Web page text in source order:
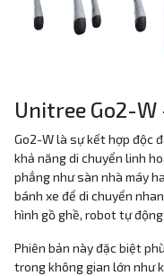
Unitree Go2-W
Go2-W là sự kết hợp độc
khả năng di chuyển linh
phẳng như sàn nhà máy
bánh xe để di chuyển
hình gồ ghề, robot tự
Phiên bản này đặc biệt
trong không gian lớn như